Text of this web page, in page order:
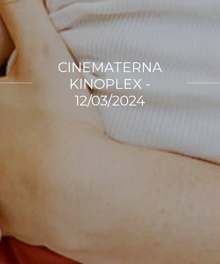
CINEMATERNA
KINOPLEX -
12/03/2024